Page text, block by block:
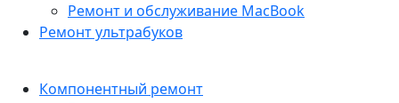
Ремонт и обслуживание MacBook
Ремонт ультрабуков
Компонентный ремонт